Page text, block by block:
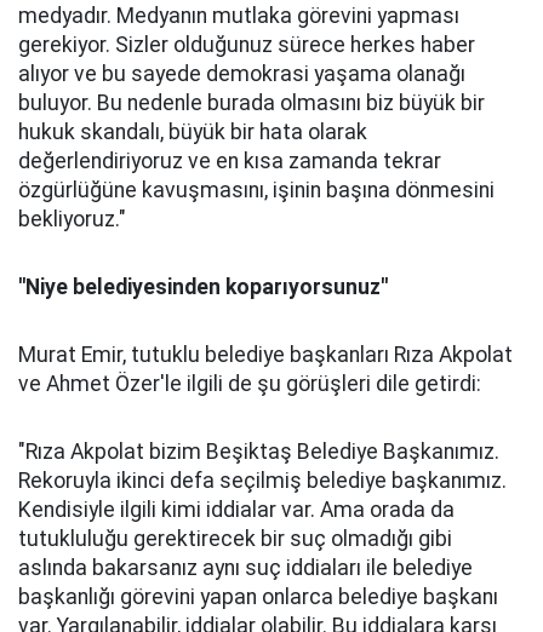
medyadır. Medyanın mutlaka görevini yapması
gerekiyor. Sizler olduğunuz sürece herkes haber
alıyor ve bu sayede demokrasi yaşama olanağı
buluyor. Bu nedenle burada olmasını biz büyük bir
hukuk skandalı, büyük bir hata olarak
değerlendiriyoruz ve en kısa zamanda tekrar
özgürlüğüne kavuşmasını, işinin başına dönmesini
bekliyoruz."
''Niye belediyesinden koparıyorsunuz''
Murat Emir, tutuklu belediye başkanları Rıza Akpolat
ve Ahmet Özer'le ilgili de şu görüşleri dile getirdi:
"Rıza Akpolat bizim Beşiktaş Belediye Başkanımız.
Rekoruyla ikinci defa seçilmiş belediye başkanımız.
Kendisiyle ilgili kimi iddialar var. Ama orada da
tutukluluğu gerektirecek bir suç olmadığı gibi
aslında bakarsanız aynı suç iddiaları ile belediye
başkanlığı görevini yapan onlarca belediye başkanı
var. Yargılanabilir, iddialar olabilir. Bu iddialara karşı